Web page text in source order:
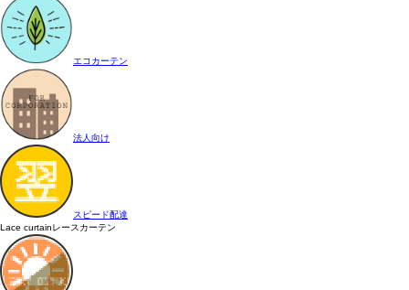
エコカーテン
法人向け
スピード配達
Lace curtainレースカーテン